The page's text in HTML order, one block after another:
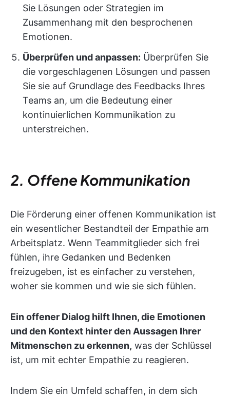
Sie Lösungen oder Strategien im
Zusammenhang mit den besprochenen
Emotionen.
Überprüfen und anpassen: Überprüfen Sie
die vorgeschlagenen Lösungen und passen
Sie sie auf Grundlage des Feedbacks Ihres
Teams an, um die Bedeutung einer
kontinuierlichen Kommunikation zu
unterstreichen.
2. Offene Kommunikation
Die Förderung einer offenen Kommunikation ist
ein wesentlicher Bestandteil der Empathie am
Arbeitsplatz. Wenn Teammitglieder sich frei
fühlen, ihre Gedanken und Bedenken
freizugeben, ist es einfacher zu verstehen,
woher sie kommen und wie sie sich fühlen.
Ein offener Dialog hilft Ihnen, die Emotionen
und den Kontext hinter den Aussagen Ihrer
Mitmenschen zu erkennen, was der Schlüssel
ist, um mit echter Empathie zu reagieren.
Indem Sie ein Umfeld schaffen, in dem sich